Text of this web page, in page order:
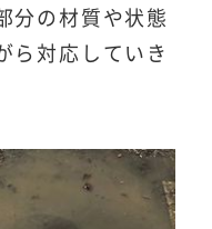
分の材質や状態
ら対応していき